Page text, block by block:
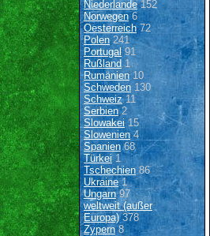
Niederlande152
Norwegen6
Oesterreich72
Polen 241
Portugal91
Rußland 1
Rumänien10
Schweden 130
Schweiz11
Serbien2
Slowakei15
Slowenien4
Spanien68
Türkei1
Tschechien 86
Ukraine1
Ungarn97
weltweit (außer
Europa)378
Zypern8